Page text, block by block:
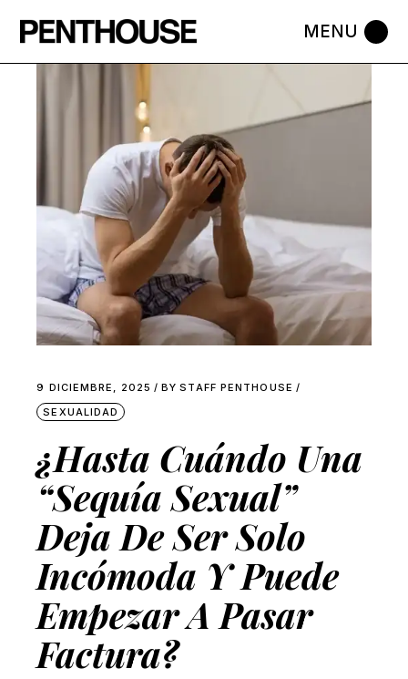
the
9 DICIEMBRE, 2025 BY STAFF PENTHOUSE
SEXUALIDAD
¿Hasta Cuándo Una
“sequía Sexual”
Deja De Ser Solo
Incómoda Y Puede
Empezar A Pasar
Factura?